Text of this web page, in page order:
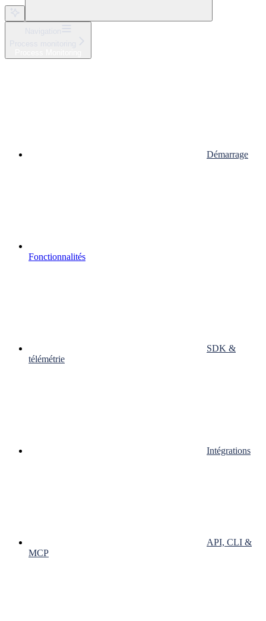
Démarrage
Fonctionnalités
SDK &
télémétrie
Intégrations
API, CLI &
MCP